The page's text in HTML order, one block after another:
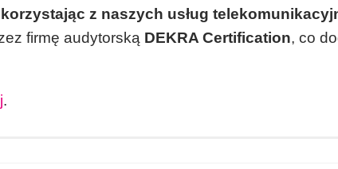
z naszych usług
firmę audytorską DEKRA Certification, co
.